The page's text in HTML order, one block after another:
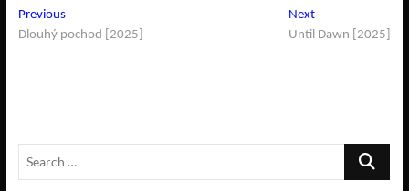
Navigace
pro
PreviousPrevious
post:
Dlouhý pochod [2025]
NextNext
post:
Until Dawn [2025]
Search